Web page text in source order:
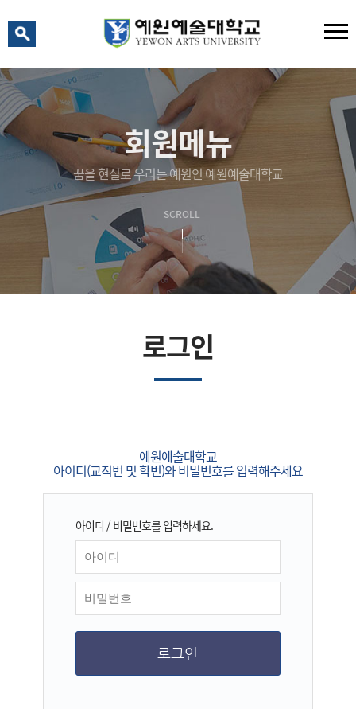
회원메뉴
꿈을 현실로 우리는 예원인 예원예술대학교
SCROLL
로그인
예원예술대학교
아이디(교직번 및 학번)와 비밀번호를 입력해주세요
아이디 / 비밀번호를 입력하세요.
예원예술대학교 AI 상담